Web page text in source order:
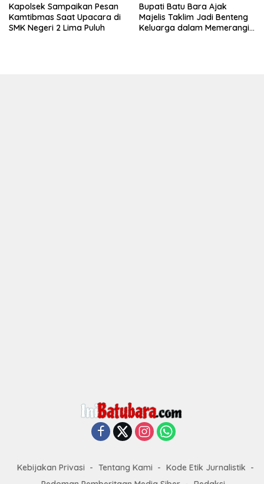
Kapolsek Sampaikan Pesan
Kamtibmas Saat Upacara di
SMK Negeri 2 Lima Puluh
Bupati Batu Bara Ajak
Majelis Taklim Jadi Benteng
Keluarga dalam Memerangi
Kebijakan Privasi Tentang Kami
Kode Etik Jurnalistik